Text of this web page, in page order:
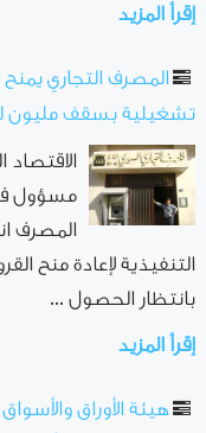
إقرأ المزيد
المصرف التجاري
تشغيلية بسقف مليون
مسؤول
المصرف
التنفيذية لإعادة منح
بانتظار الحصول ...
إقرأ المزيد
هيئة الأوراق